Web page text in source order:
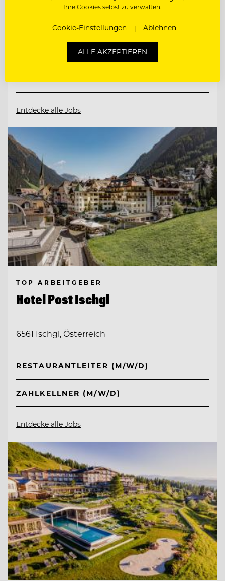
BARMITARBEITER
Entdecke alle Jobs
TOP ARBEITGEBER
Hotel Post Ischgl
6561 Ischgl, Österreich
RESTAURANTLEITER (M/W/D)
ZAHLKELLNER (M/W/D)
Entdecke alle Jobs
Ihre Cookies selbst zu verwalten.
Cookie-Einstellungen Ablehnen
ALLE AKZEPTIEREN